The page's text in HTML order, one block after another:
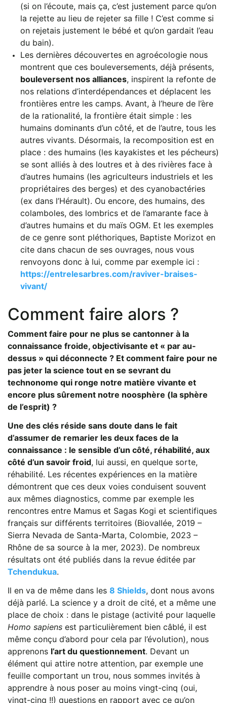
(si on l’écoute, mais ça, c’est justement parce qu’on
la rejette au lieu de rejeter sa fille ! C’est comme si
on rejetais justement le bébé et qu’on gardait l’eau
du bain).
Les dernières découvertes en agroécologie nous
montrent que ces bouleversements, déjà présents,
bouleversent nos alliances, inspirent la refonte de
nos relations d’interdépendances et déplacent les
frontières entre les camps. Avant, à l’heure de l’ère
de la rationalité, la frontière était simple : les
humains dominants d’un côté, et de l’autre, tous les
autres vivants. Désormais, la recomposition est en
place : des humains (les kayakistes et les pécheurs)
se sont alliés à des loutres et à des rivières face à
d’autres humains (les agriculteurs industriels et les
propriétaires des berges) et des cyanobactéries
(ex dans l’Hérault). Ou encore, des humains, des
colamboles, des lombrics et de l’amarante face à
d’autres humains et du maïs OGM. Et les exemples
de ce genre sont pléthoriques, Baptiste Morizot en
cite dans chacun de ses ouvrages, nous vous
renvoyons donc à lui, comme par exemple ici :
https://entrelesarbres.com/raviver-braises-
vivant/
Comment faire alors ?
Comment faire pour ne plus se cantonner à la
connaissance froide, objectivisante et « par au-
dessus » qui déconnecte ? Et comment faire pour ne
pas jeter la science tout en se sevrant du
technonome qui ronge notre matière vivante et
encore plus sûrement notre noosphère (la sphère
de l’esprit) ?
Une des clés réside sans doute dans le fait
d’assumer de remarier les deux faces de la
connaissance : le sensible d’un côté, réhabilité, aux
côté d’un savoir froid, lui aussi, en quelque sorte,
réhabilité. Les récentes expériences en la matière
démontrent que ces deux voies conduisent souvent
aux mêmes diagnostics, comme par exemple les
rencontres entre Mamus et Sagas Kogi et scientifiques
français sur différents territoires (Biovallée, 2019 –
Sierra Nevada de Santa-Marta, Colombie, 2023 –
Rhône de sa source à la mer, 2023). De nombreux
résultats ont été publiés dans la revue éditée par
Tchendukua.
Il en va de même dans les 8 Shields, dont nous avons
déjà parlé. La science y a droit de cité, et a même une
place de choix : dans le pistage (activité pour laquelle
Homo sapiens est particulièrement bien câblé, il est
même conçu d’abord pour cela par l’évolution), nous
apprenons l’art du questionnement. Devant un
élément qui attire notre attention, par exemple une
feuille comportant un trou, nous sommes invités à
apprendre à nous poser au moins vingt-cinq (oui,
vingt-cinq !!) questions en rapport avec ce qu’on